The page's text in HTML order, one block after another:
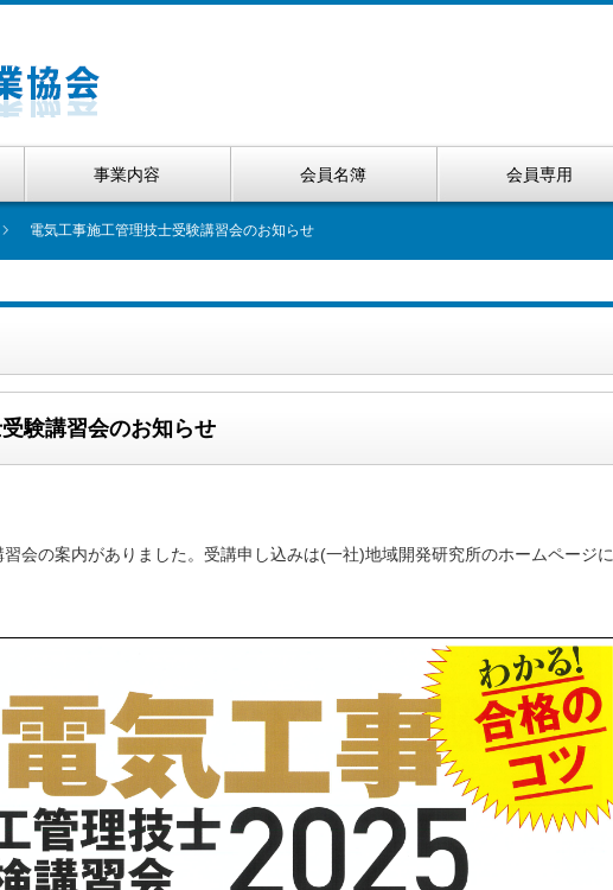
事業内容 会員名簿 会員専用
電気工事施工管理技士受験講習会のお知らせ
験講習会のお知らせ
会の案内がありました。受講申し込みは(一社)地域開発研究所のホームページに